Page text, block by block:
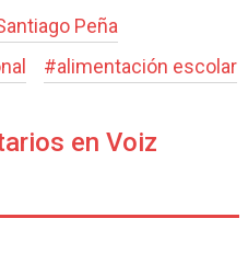
Peña
#alimentación escolar
en Voiz